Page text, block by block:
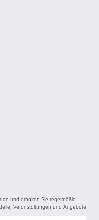
an und erhalten Sie regelmäßig
Veranstaltungen und Angebote.